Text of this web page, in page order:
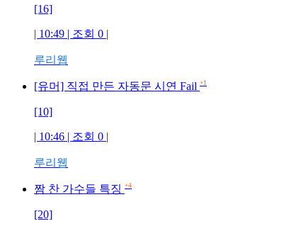
[16]
| 10:49 | 조회 0 |
루리웹
[유머] 직접 만든 자동문 시연 Fail +1
[10]
| 10:46 | 조회 0 |
루리웹
짬 찬 가수들 특징 +4
[20]